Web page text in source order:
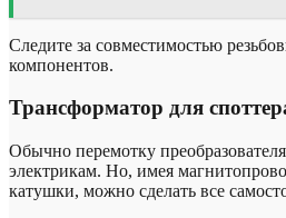
Следите за совместимостью
компонентов.
Трансформатор для
Обычно перемотку
электрикам. Но, имея
катушки, можно сделать все